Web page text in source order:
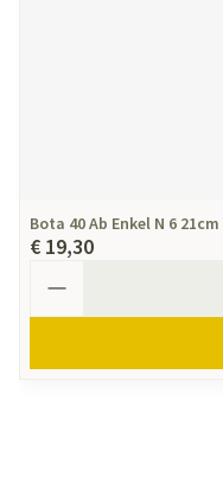
Bota 40 Ab Enkel N 6 21cm
€ 19,30